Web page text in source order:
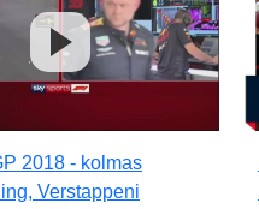
2018 - kolmas
Verstappeni